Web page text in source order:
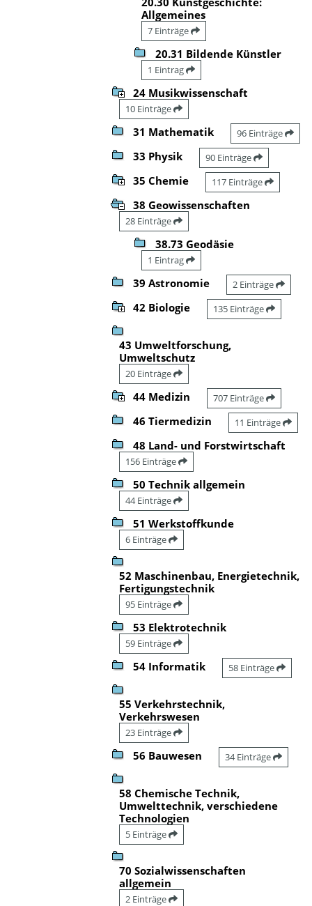
Allgemeines
7 Einträge
20.31 Bildende Künstler
1 Eintrag
24 Musikwissenschaft
10 Einträge
31 Mathematik 96 Einträge
33 Physik 90 Einträge
35 Chemie 117 Einträge
38 Geowissenschaften
28 Einträge
38.73 Geodäsie
1 Eintrag
39 Astronomie 2 Einträge
42 Biologie 135 Einträge
43 Umweltforschung,
Umweltschutz
20 Einträge
44 Medizin 707 Einträge
46 Tiermedizin 11 Einträge
48 Land- und Forstwirtschaft
156 Einträge
50 Technik allgemein
44 Einträge
51 Werkstoffkunde
6 Einträge
52 Maschinenbau, Energietechnik,
Fertigungstechnik
95 Einträge
53 Elektrotechnik
59 Einträge
54 Informatik 58 Einträge
55 Verkehrstechnik,
Verkehrswesen
23 Einträge
56 Bauwesen 34 Einträge
58 Chemische Technik,
Umwelttechnik, verschiedene
Technologien
5 Einträge
70 Sozialwissenschaften
allgemein
2 Einträge